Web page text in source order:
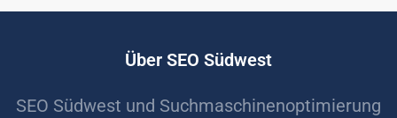
Über SEO Südwest
SEO Südwest und Suchmaschinenoptimierung